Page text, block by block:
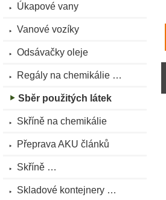
Úkapové vany
Vanové vozíky
Odsávačky oleje
Regály na chemikálie …
Sběr použitých látek
Skříně na chemikálie
Přeprava AKU článků
Skříně …
Skladové kontejnery …